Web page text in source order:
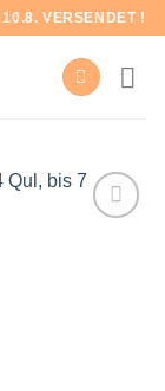
VERSENDET !